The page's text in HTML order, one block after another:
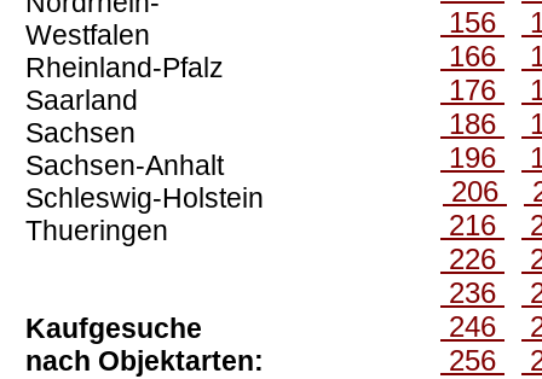
Westfalen
Rheinland-Pfalz
Saarland
Sachsen
Sachsen-Anhalt
Schleswig-Holstein
Thueringen
Kaufgesuche
nach Objektarten:
156
166
176
186
196
206
216
226
236
246
256